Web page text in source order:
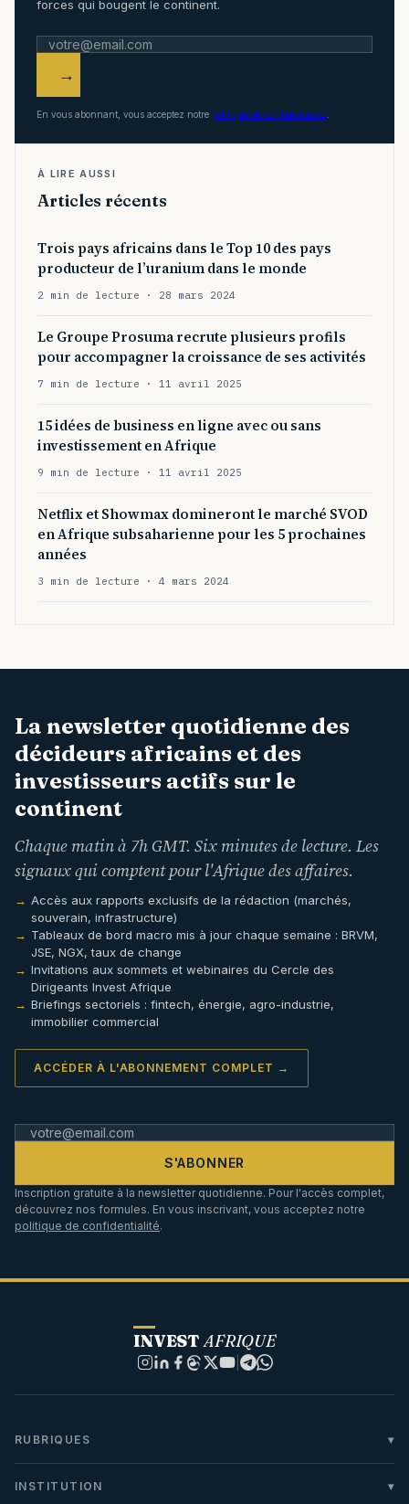
forces qui bougent le continent.
→
En vous abonnant, vous acceptez notre politique de confidentialité
À LIRE AUSSI
Articles récents
Trois pays africains dans le Top 10 des pays
producteur de l’uranium dans le monde
2 min de lecture · 28 mars 2024
Le Groupe Prosuma recrute plusieurs profils
pour accompagner la croissance de ses activités
7 min de lecture · 11 avril 2025
15 idées de business en ligne avec ou sans
investissement en Afrique
9 min de lecture · 11 avril 2025
Netflix et Showmax domineront le marché SVOD
en Afrique subsaharienne pour les 5 prochaines
années
3 min de lecture · 4 mars 2024
La newsletter quotidienne des
décideurs africains et des
investisseurs actifs sur le
continent
Chaque matin à 7h GMT. Six minutes de lecture. Les
signaux qui comptent pour l'Afrique des affaires.
Accès aux rapports exclusifs de la rédaction (marchés,
souverain, infrastructure)
Tableaux de bord macro mis à jour chaque semaine : BRVM,
JSE, NGX, taux de change
Invitations aux sommets et webinaires du Cercle des
Dirigeants Invest Afrique
Briefings sectoriels : fintech, énergie, agro-industrie,
immobilier commercial
ACCÉDER À L'ABONNEMENT COMPLET →
S'ABONNER
Inscription gratuite à la newsletter quotidienne. Pour l'accès complet,
découvrez nos formules. En vous inscrivant, vous acceptez notre
politique de confidentialité.
INVEST AFRIQUE
|
RUBRIQUES
INSTITUTION